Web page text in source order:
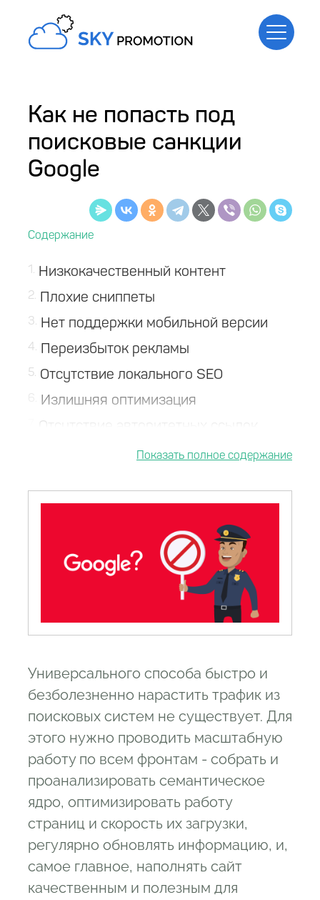
Как не попасть под
поисковые санкции
Google
1 Низкокачественный контент
2 Плохие сниппеты
3 Нет поддержки мобильной версии
4 Переизбыток рекламы
5 Отсутствие локального SEO
Излишняя оптимизация
Универсального способа быстро и
безболезненно нарастить трафик из
поисковых систем не существует. Для
этого нужно проводить масштабную
работу по всем фронтам - собрать и
проанализировать семантическое
ядро, оптимизировать работу
страниц и скорость их загрузки,
регулярно обновлять информацию, и,
самое главное, наполнять сайт
качественным и полезным для